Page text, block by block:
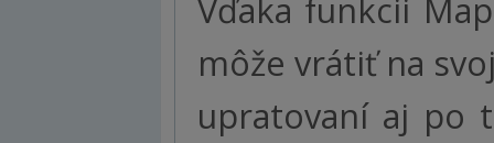
Vďaka funkcii
môže vrátiť na
upratovaní aj po